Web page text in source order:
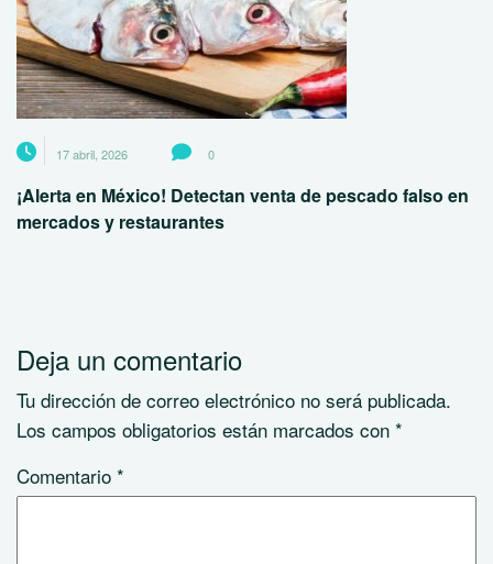
17 abril, 2026 0
¡Alerta en México! Detectan venta de pescado falso en
mercados y restaurantes
Deja un comentario
Tu dirección de correo electrónico no será publicada.
Los campos obligatorios están marcados con *
Comentario *